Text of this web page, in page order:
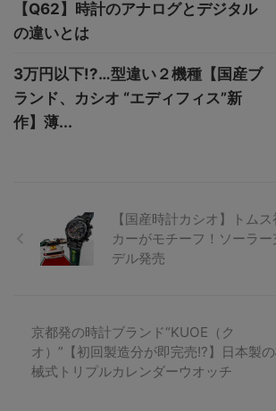
【Q62】時計のアナログとデジタル
の違いとは
3万円以下!?…型違い２機種【国産ブ
ランド、カシオ “エディフィス”新
作】薄...
【国産時計カシオ】トム
カーがモチーフ！ソーラ
デル発売
京都発の時計ブランド“KUOE（ク
オ）”【初回製造分が即完売!?】日本製
械式トリプルカレンダーウオッチ